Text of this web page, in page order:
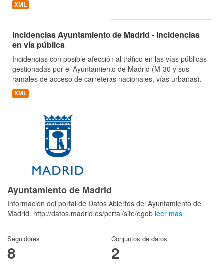
XML
Incidencias Ayuntamiento de Madrid - Incidencias
en vía pública
Incidencias con posible afección al tráfico en las vías públicas
gestionadas por el Ayuntamiento de Madrid (M-30 y sus
ramales de acceso de carreteras nacionales, vías urbanas).
XML
Ayuntamiento de Madrid
Información del portal de Datos Abiertos del Ayuntamiento de
Madrid. http://datos.madrid.es/portal/site/egob leer más
Seguidores
8
Conjuntos de datos
2